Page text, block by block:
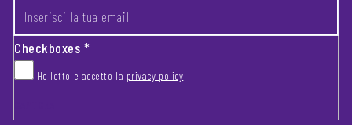
Checkboxes*
Ho letto e accetto la privacy policy